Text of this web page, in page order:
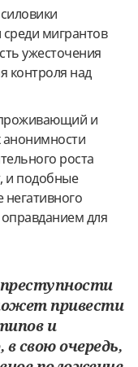
мигрантов
ужесточения
контроля над
и
анонимности
роста
и подобные
для
привести
и
свою очередь,